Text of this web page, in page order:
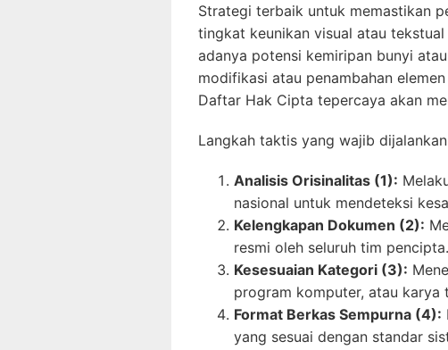
Strategi terbaik untuk memastikan
tingkat keunikan visual atau
adanya potensi kemiripan bunyi
modifikasi atau penambahan
Daftar Hak Cipta tepercaya akan
Langkah taktis yang wajib
Analisis Orisinalitas (1):
nasional untuk mendeteksi
Kelengkapan Dokumen (2):
resmi oleh seluruh tim pencipta.
Kesesuaian Kategori (3):
program komputer, atau karya
Format Berkas Sempurna (4):
yang sesuai dengan standar